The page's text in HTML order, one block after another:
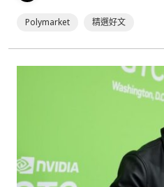
Polymarket 精選好文